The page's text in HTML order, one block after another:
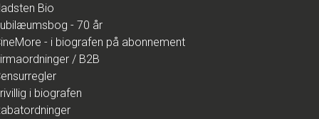
Bio
- 70 år
- i biografen på abonnement
/ B2B
i biografen